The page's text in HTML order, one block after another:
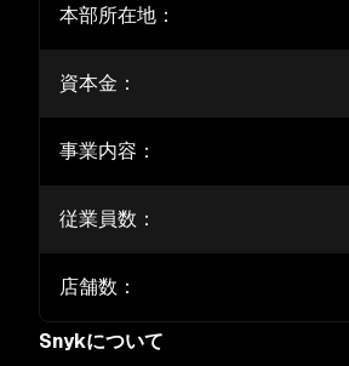
本部所在地：
資本金：
事業内容：
従業員数：
店舗数：
Snykについて